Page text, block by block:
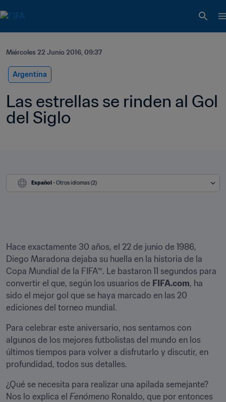
Miércoles 22 Junio 2016, 09:37
Argentina
Las estrellas se rinden al Gol
del Siglo
Español - Otros idiomas (2)
Hace exactamente 30 años, el 22 de junio de 1986,
Diego Maradona dejaba su huella en la historia de la
Copa Mundial de la FIFA™. Le bastaron 11 segundos para
convertir el que, según los usuarios de FIFA.com, ha
sido el mejor gol que se haya marcado en las 20
ediciones del torneo mundial.
Para celebrar este aniversario, nos sentamos con
algunos de los mejores futbolistas del mundo en los
últimos tiempos para volver a disfrutarlo y discutir, en
profundidad, todos sus detalles.
¿Qué se necesita para realizar una apilada semejante?
Nos lo explica el Fenómeno Ronaldo, que por entonces